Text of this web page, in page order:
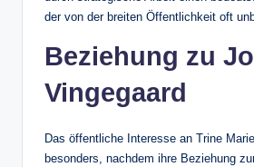
der von der breiten Öffentlichkeit oft
Beziehung zu
Vingegaard
Das öffentliche Interesse an Trine
besonders, nachdem ihre Beziehung